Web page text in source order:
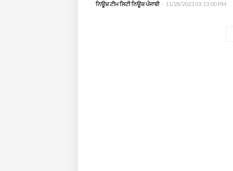
ਨਿਊਜ਼ ਟੀਮ ਸਿਟੀ ਨਿਊਜ਼ ਪੰਜਾਬੀ - 11/28/2023 03:13:00 PM